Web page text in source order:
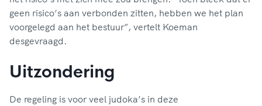
geen risico’s aan verbonden zitten, hebben we het plan
voorgelegd aan het bestuur”, vertelt Koeman
desgevraagd.
Uitzondering
De regeling is voor veel judoka’s in deze